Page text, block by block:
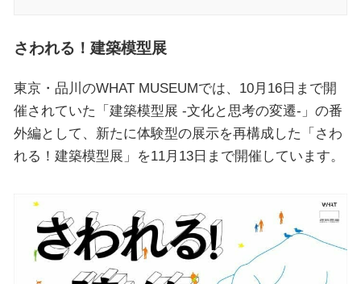
さわれる！建築模型展
東京・品川のWHAT MUSEUMでは、10月16日まで開
催されていた「建築模型展 -文化と思考の変遷-」の番
外編として、新たに体験型の展示を再構成した「さわ
れる！建築模型展」を11月13日まで開催しています。